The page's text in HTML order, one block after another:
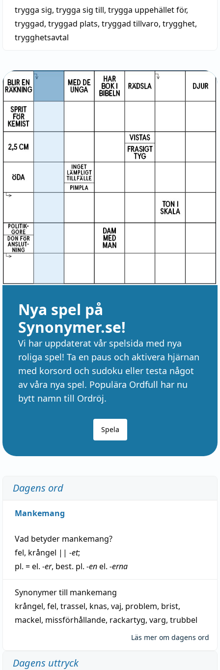
trygga sig, trygga sig till, trygga uppehället för,
tryggad, tryggad plats, tryggad tillvaro, trygghet,
trygghetsavtal
Nya spel på
Synonymer.se!
Vi har uppdaterat vår spelsida med nya
roliga spel! Ta en paus och aktivera hjärnan
med korsord och sudoku eller testa något
av våra nya spel. Populära Ordfull har nu
bytt namn till Ordröj.
Spela
Dagens ord
Mankemang
Vad betyder mankemang?
fel, krångel || -et;
pl. = el. -er, best. pl. -enel. -erna
Synonymer till mankemang
krångel, fel, trassel, knas, vaj, problem, brist,
mackel, missförhållande, rackartyg, varg, trubbel
Läs mer om dagens ord
Dagens uttryck